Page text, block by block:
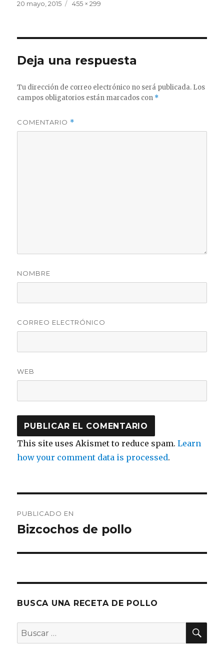
Publicado
20 mayo, 2015
Tamaño
455 × 299
Deja una respuesta
Tu dirección de correo electrónico no será publicada. Los
campos obligatorios están marcados con *
COMENTARIO *
NOMBRE
CORREO ELECTRÓNICO
WEB
This site uses Akismet to reduce spam.Learn
how your comment data is processed.
de
PUBLICADO EN
Bizcochos de pollo
BUSCA UNA RECETA DE POLLO
Buscar
por: